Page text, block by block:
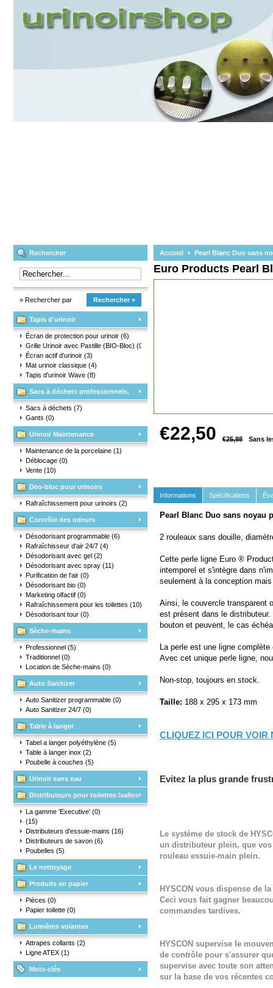
Rechercher
» Rechercher par
marque
Rechercher »
Tapis d'urinoir
Écran de protection pour urinoir (6)
Grille Urinoir avec Pastille (BIO-Bloc) (0)
Écran actif d'urinoir (3)
Mat urinoir classique (4)
Tapis d'urinoir Wave (8)
Sacs à déchets professionnels,
matériaux d'emballage et gants
Sacs à déchets (7)
Gants (0)
Urinoir Maintenance
Maintenance de la porcelaine (1)
Déblocage (0)
Vente (10)
Deo-bloc pour urinoirs
Rafraîchissement pour urinoirs (2)
Contrôle des odeurs
Désodorisant programmable (6)
Rafraîchisseur d'air 24/7 (4)
Désodorisant avec gel (2)
Désodorisant avec spray (11)
Purification de l'air (0)
Désodorisant bio (0)
Marketing olfactif (0)
Rafraîchissement pour les toilettes (10)
Désodorisant tour (0)
Sèche-mains
Professionnel (5)
Traditionnel (0)
Location de Sèche-mains (0)
Auto Sanitizer
Auto Sanitizer programmable (0)
Auto Sanitizer 24/7 (0)
Table à langer
Tabel a langer polyéthylène (5)
Table à langer inox (2)
Poubelle à couches (5)
Urinoir sans eau
Distributeurs pour toilettes /salles
d'eauLa gamme 'Executive' (0)
(15)
Distributeurs d'essuie-mains (16)
Distributeurs de savon (6)
Poubelles (5)
Le nettoyage
Produits en papier
Pièces (0)
Papier toilette (0)
Lumières volantes
Attrapes collants (2)
Ligne ATEX (1)
Mots-clés
Accueil Pearl Blanc Duo sans
Euro Products Pearl
€22,50 €25,88 Sans
Informations Spécifications
Pearl Blanc Duo sans noyau
2 rouleaux sans douille,
Cette perle ligne Euro ®
intemporel et s'intègre dans
seulement à la conception
Ainsi, le couvercle transparent
est présent dans le
bouton et peuvent, le cas
La perle est une ligne
Avec cet unique perle ligne,
Non-stop, toujours en stock.
Taille: 188 x 295 x 173 mm
CLIQUEZ ICI POUR VOIR
Evitez la plus grande
Le système de stock de
un distributeur plein, que
rouleau essuie-main plein.
HYSCON vous dispense de
Ceci vous fait gagner
commandes tardives.
HYSCON supervise le
de contrôle pour s'assurer
supervise avec toute son
sur la base de vos récentes